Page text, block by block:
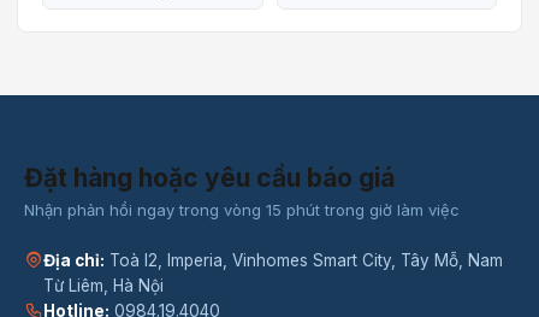
Đặt hàng hoặc yêu cầu báo giá
Nhận phản hồi ngay trong vòng 15 phút trong giờ làm việc
Địa chỉ: Toà I2, Imperia, Vinhomes Smart City, Tây Mỗ, Nam
Từ Liêm, Hà Nội
Hotline: 0984.19.4040